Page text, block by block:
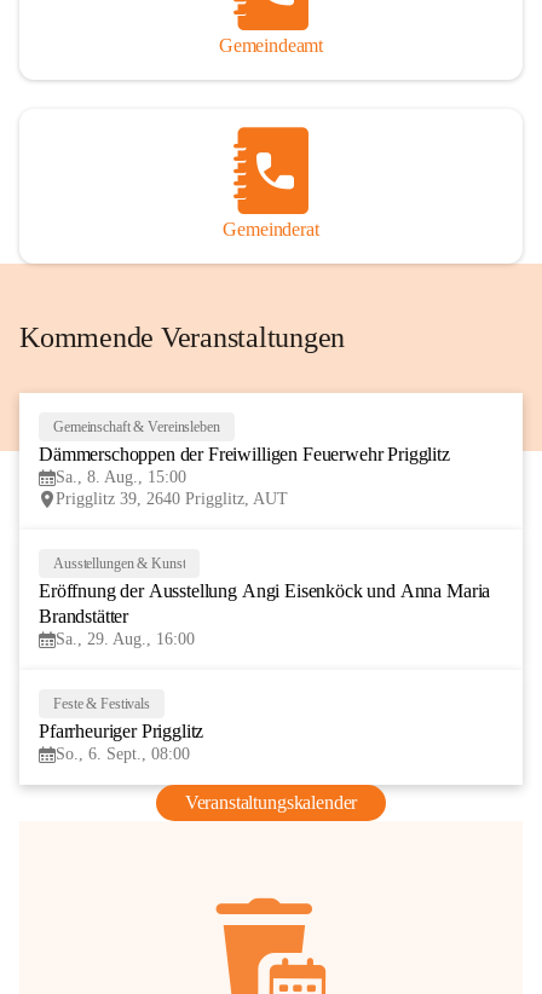
Gemeindeamt
Gemeinderat
Kommende Veranstaltungen
Gemeinschaft & Vereinsleben
Dämmerschoppen der Freiwilligen Feuerwehr Prigglitz
Sa., 8. Aug., 15:00
Prigglitz 39, 2640 Prigglitz, AUT
AUG
Ausstellungen & Kunst
Eröffnung der Ausstellung Angi Eisenköck und Anna Maria
Brandstätter
Sa., 29. Aug., 16:00
Feste & Festivals
Pfarrheuriger Prigglitz
So., 6. Sept., 08:00
Veranstaltungskalender